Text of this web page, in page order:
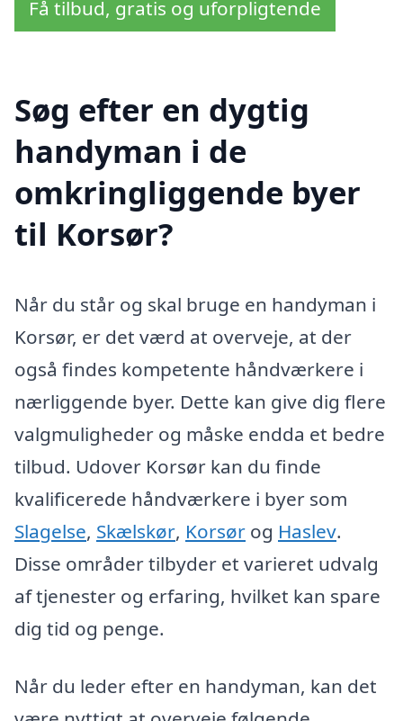
Få tilbud, gratis og uforpligtende
Søg efter en dygtig
handyman i de
omkringliggende byer
til Korsør?
Når du står og skal bruge en handyman i
Korsør, er det værd at overveje, at der
også findes kompetente håndværkere i
nærliggende byer. Dette kan give dig flere
valgmuligheder og måske endda et bedre
tilbud. Udover Korsør kan du finde
kvalificerede håndværkere i byer som
Slagelse, Skælskør, Korsør og Haslev.
Disse områder tilbyder et varieret udvalg
af tjenester og erfaring, hvilket kan spare
dig tid og penge.
Når du leder efter en handyman, kan det